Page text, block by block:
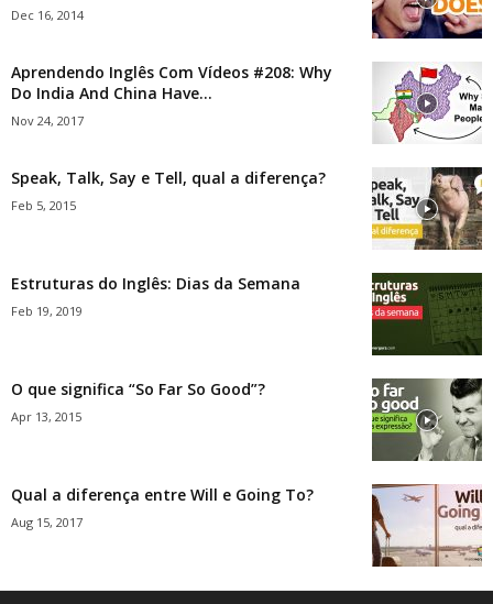
Dec 16, 2014
Aprendendo Inglês Com Vídeos #208: Why
Do India And China Have...
Nov 24, 2017
Speak, Talk, Say e Tell, qual a diferença?
Feb 5, 2015
Estruturas do Inglês: Dias da Semana
Feb 19, 2019
O que significa “So Far So Good”?
Apr 13, 2015
Qual a diferença entre Will e Going To?
Aug 15, 2017